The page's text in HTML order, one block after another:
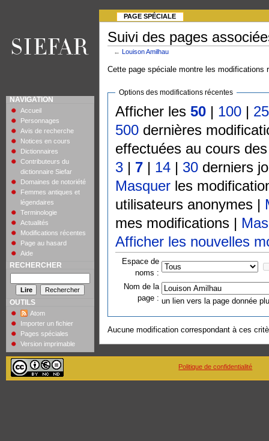
Suivi des pages
←Louison Amilhau
Cette page spéciale montre les
Options des modifications récentes
Afficher les50 | 100 |
500 dernières
effectuées au cours
3 | 7 | 14 | 30 derniers
Masquer les
utilisateurs anonymes |
mes modifications |
Afficher les nouvelles
Espace de
noms :
Nom de la
page : un lien vers la page donnée
Aucune modification correspondant à ces
PAGE SPÉCIALE
NAVIGATION
Accueil
Personnages
Avis de recherche
Notices en cours
Dictionnaires
Contributeurs du
dictionnaire Siefar
Domaines de notoriété
Femmes antiques et
légendaires
Terminologie
Actualités
Modifications récentes
Page au hasard
Aide
RECHERCHER
OUTILS
Atom
Importer un fichier
Pages spéciales
Version imprimable
Politique de confidentialité